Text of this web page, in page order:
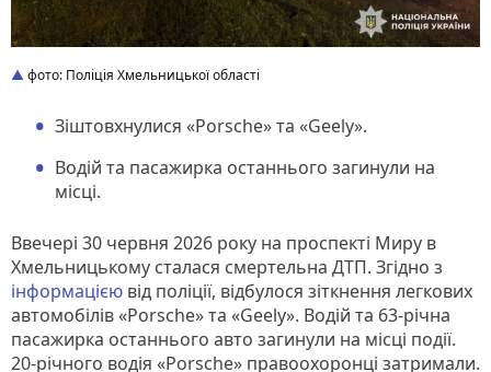
фото: Поліція Хмельницької області
Зіштовхнулися «Porsche» та «Geely».
Водій та пасажирка останнього загинули на
місці.
Ввечері 30 червня 2026 року на проспекті Миру в
Хмельницькому сталася смертельна ДТП. Згідно з
інформацією від поліції, відбулося зіткнення легкових
автомобілів «Porsche» та «Geely». Водій та 63-річна
пасажирка останнього авто загинули на місці події.
20-річного водія «Porsche» правоохоронці затримали.